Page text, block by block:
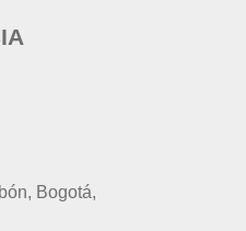
Bogotá,